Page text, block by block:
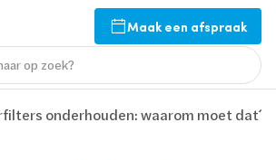
Maak een afspraak
op zoek?
onderhouden: waarom moet dat?